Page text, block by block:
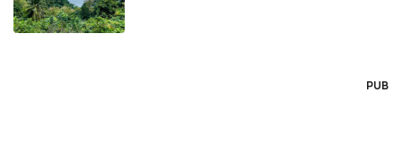
PUB